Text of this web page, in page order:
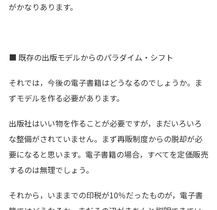
がかなりあります。
■ 既存の出版モデルからのパラダイム・シフト
それでは，今後の電子書籍はどうなるのでしょうか。ま
ずモデルを作る必要があります。
出版社はいい物を作ることが必要ですが，まだいろいろ
な整備がされていません。まず再販制度からの脱却が必
要になると思います。電子書籍の場合，すべてを定価販売
するのは無理でしょう。
それから，いままでの印税が10％だったものが，電子書